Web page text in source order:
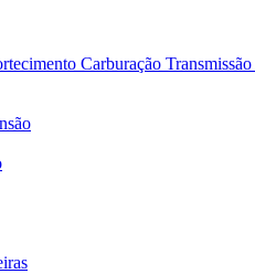
Carburação Transmissão